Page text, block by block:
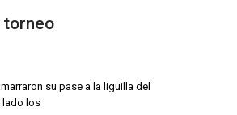
torneo
su pase a la liguilla del
lado los